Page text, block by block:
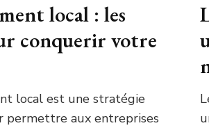
local : les
conquerir votre
local est une stratégie
permettre aux entreprises